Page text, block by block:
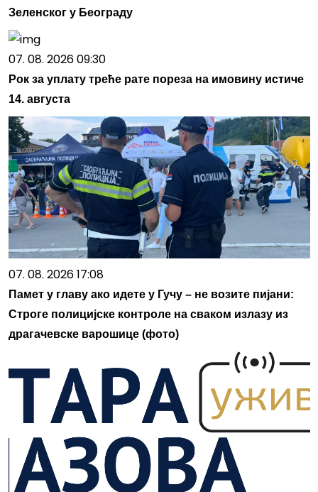
Зеленског у Београду
07. 08. 2026 09:30
Рок за уплату треће рате пореза на имовину истиче
14. августа
07. 08. 2026 17:08
Памет у главу ако идете у Гучу – не возите пијани:
Строге полицијске контроле на сваком излазу из
драгачевске варошице (фото)